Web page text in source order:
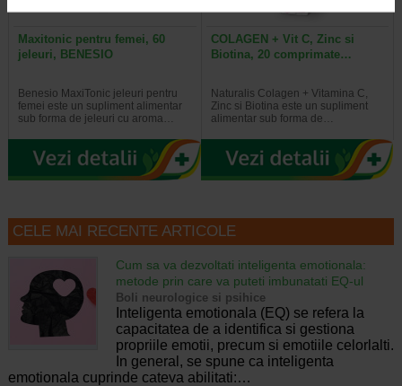
Maxitonic pentru femei, 60
jeleuri, BENESIO
Benesio MaxiTonic jeleuri pentru
femei este un supliment alimentar
sub forma de jeleuri cu aroma…
COLAGEN + Vit C, Zinc si
Biotina, 20 comprimate…
Naturalis Colagen + Vitamina C,
Zinc si Biotina este un supliment
alimentar sub forma de…
CELE MAI RECENTE ARTICOLE
Cum sa va dezvoltati inteligenta emotionala:
metode prin care va puteti imbunatati EQ-ul
Boli neurologice si psihice
Inteligenta emotionala (EQ) se refera la
capacitatea de a identifica si gestiona
propriile emotii, precum si emotiile celorlalti.
In general, se spune ca inteligenta
emotionala cuprinde cateva abilitati:…